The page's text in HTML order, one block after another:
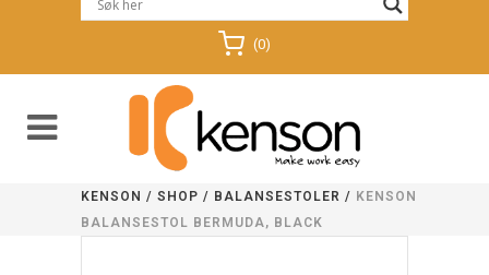
(0)
KENSON / SHOP / BALANSESTOLER / KENSON
BALANSESTOL BERMUDA, BLACK